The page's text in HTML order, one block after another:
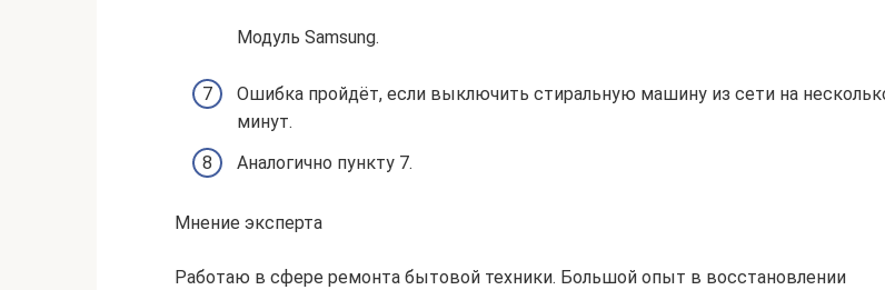
Модуль Samsung.
Ошибка пройдёт, если выключить стиральную машину из сети на
минут.
Аналогично пункту 7.
Мнение эксперта
Работаю в сфере ремонта бытовой техники. Большой опыт в восстановлении